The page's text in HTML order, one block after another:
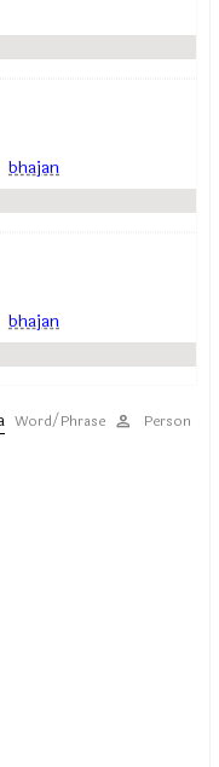
bhajan
bhajan
Word/Phrase Person